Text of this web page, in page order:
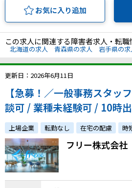
お気に入り追加
この求人に関連する障害者求人・転職
北海道の求人 青森県の求人 岩手県の求
更新日：2026年6月11日
【急募！／一般事務スタッ
談可 / 業種未経験可 / 10時
由 / 風通しの良い社風 / 研修
ートナーズ経由で複数名の
上場企業 転勤なし 在宅の配慮 時
フリー株式会社